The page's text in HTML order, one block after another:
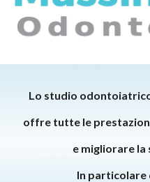
Lo studio
offre tutte le
e migliorare la
In particolare